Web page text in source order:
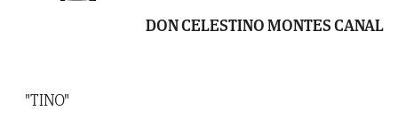
DON CELESTINO MONTES CANAL
"TINO"